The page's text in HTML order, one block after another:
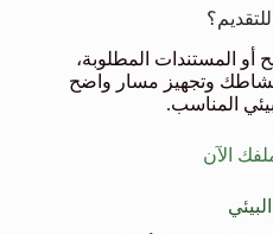
أو المستندات المطلوبة،
نشاطك وتجهيز مسار واضح
المناسب.
الآن